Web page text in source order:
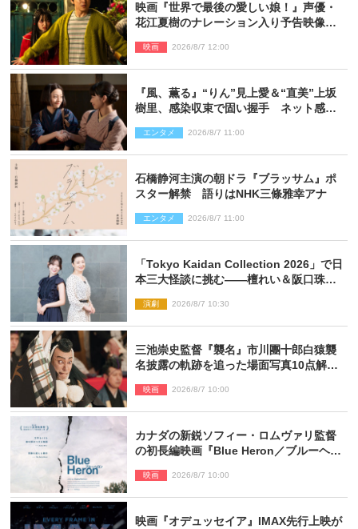
映画『世界で最後の愛しい娘！』声優・
花江夏樹のナレーション入り予告映像解
い！」
映画 2026/8/7 12:00
『風、薫る』“りん”見上愛＆“直美”上坂
樹里、感染収束で固い握手 ネット感動
エンタメ 2026/8/7 11:00
石橋静河主演の朝ドラ『ブラッサム』ポ
スター解禁 語りはNHK三條雅幸アナ
エンタメ 2026/8/7 11:00
「Tokyo Kaidan Collection 2026」で日
本三大怪談に挑む――檀れい＆阪口珠美
演劇 2026/8/7 10:30
三池崇史監督『襲名』市川團十郎白猿襲
名披露の軌跡を追った場面写真10点解
映画 2026/8/7 10:00
カナダの新鋭ソフィー・ロムヴァリ監督
の初長編映画『Blue Heron／ブルーヘロ
映画 2026/8/7 10:00
映画『オデュッセイア』IMAX先行上映が